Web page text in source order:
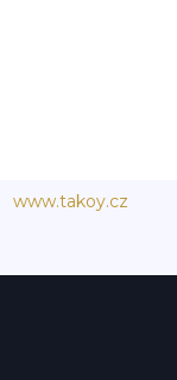
www.takoy.cz